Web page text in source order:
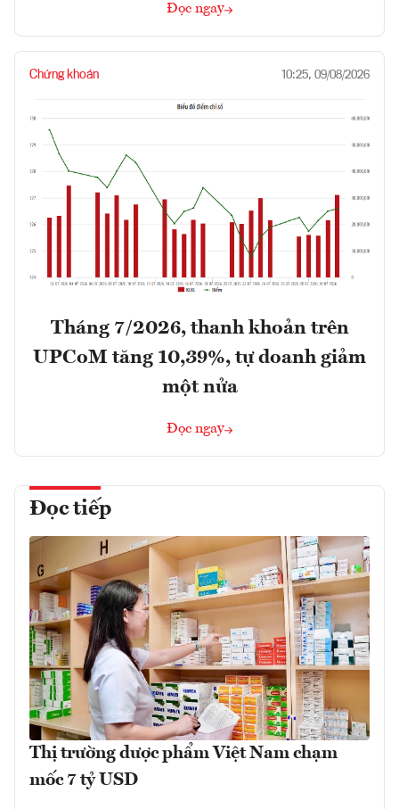
Đọc ngay
Chứng khoán 10:25, 09/08/2026
Tháng 7/2026, thanh khoản trên
UPCoM tăng 10,39%, tự doanh giảm
một nửa
Đọc ngay
Đọc tiếp
Thị trường dược phẩm Việt Nam chạm
mốc 7 tỷ USD